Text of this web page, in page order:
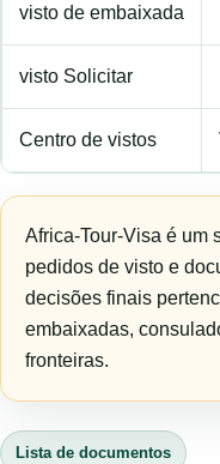
visto de embaixada
visto Solicitar
Centro de vistos
Africa-Tour-Visa é um
pedidos de visto e
decisões finais
embaixadas,
fronteiras.
Lista de documentos